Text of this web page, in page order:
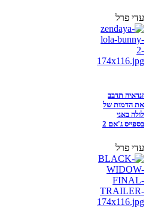
עדי פרל
זנדאיה תדבב
את הדמות של
לולה באני
בספייס ג'אם 2
עדי פרל